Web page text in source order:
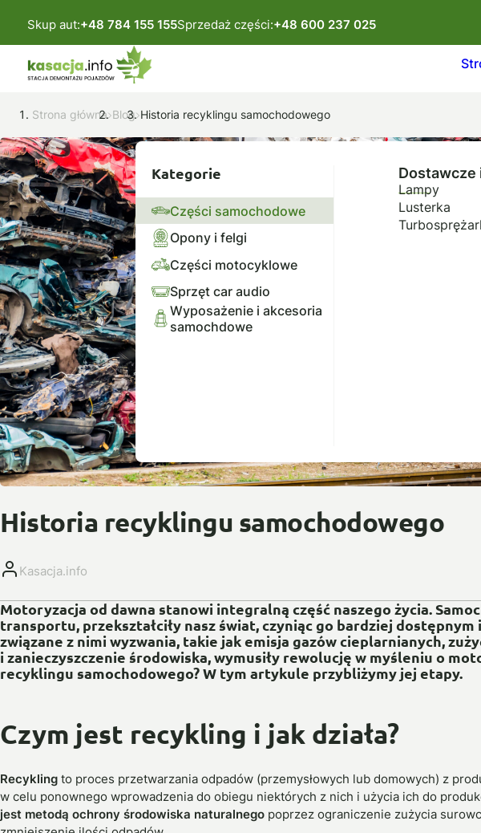
Skup aut:+48 784 155 155Sprzedaż części:+48 600 237 025
Kategorie
Części samochodowe
Opony i felgi
Części motocyklowe
Sprzęt car audio
Wyposażenie i akcesoria
samochdowe
Dostawcze
Lampy
Lusterka
Strona główna Blog Historia recyklingu samochodowego
Historia recyklingu samochodowego
Kasacja.info
Motoryzacja od dawna stanowi integralną część naszego życia.
transportu, przekształciły nasz świat, czyniąc go bardziej
związane z nimi wyzwania, takie jak emisja gazów cieplarnianych,
i zanieczyszczenie środowiska, wymusiły rewolucję w myśleniu o
recyklingu samochodowego? W tym artykule przybliżymy jej etapy.
Czym jest recykling i jak działa?
Recykling to proces przetwarzania odpadów (przemysłowych lub domowych) z
w celu ponownego wprowadzenia do obiegu niektórych z nich i użycia ich do
jest metodą ochrony środowiska naturalnego poprzez ograniczenie zużycia